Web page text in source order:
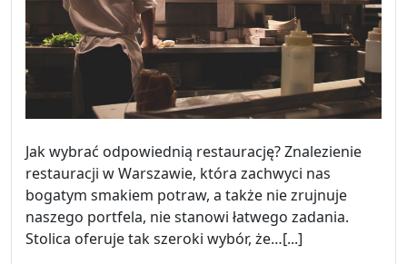
Jak wybrać odpowiednią restaurację? Znalezienie
restauracji w Warszawie, która zachwyci nas
bogatym smakiem potraw, a także nie zrujnuje
naszego portfela, nie stanowi łatwego zadania.
Stolica oferuje tak szeroki wybór, że…[...]